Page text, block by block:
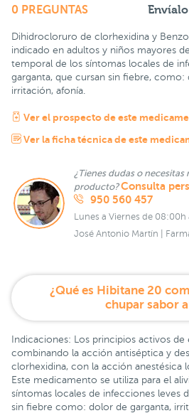
0 PREGUNTAS
Dihidrocloruro de clorhexidina y
indicado en adultos y niños mayores
temporal de los síntomas locales de
garganta, que cursan sin fiebre, como:
irritación, afonía.
Ver el prospecto de este
Ver la ficha técnica de este
¿Tienes dudas o
producto?Consulta
950 560 457
Lunes a Viernes de 08:00h
José Antonio Martín |
¿Qué es Hibitane 20
chupar sabor
Indicaciones: Los principios activos
combinando la acción antiséptica y
clorhexidina, con la acción anestésica
Este medicamento se utiliza para el
síntomas locales de infecciones leves
sin fiebre como: dolor de garganta,